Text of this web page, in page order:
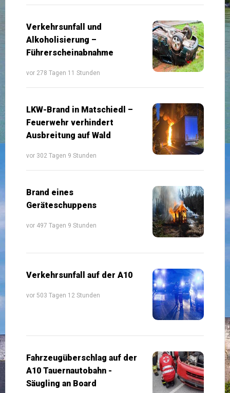
Verkehrsunfall und
Alkoholisierung –
Führerscheinabnahme
vor 278 Tagen 11 Stunden
LKW-Brand in Matschiedl –
Feuerwehr verhindert
Ausbreitung auf Wald
vor 302 Tagen 9 Stunden
Brand eines
Geräteschuppens
vor 497 Tagen 9 Stunden
Verkehrsunfall auf der A10
vor 503 Tagen 12 Stunden
Fahrzeugüberschlag auf der
A10 Tauernautobahn -
Säugling an Board